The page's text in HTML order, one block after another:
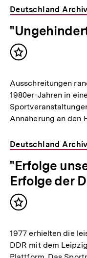
Deutschland Archiv
Inhalt
Ausschreitungen
1980er-Jahren in
Annäherung an den
Deutschland Archiv
"Erfolge
Erfolge der
Inhalt
1977 erhielten die
DDR mit dem